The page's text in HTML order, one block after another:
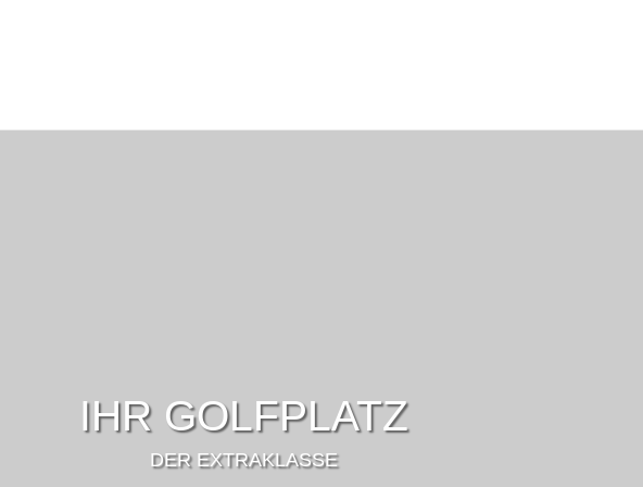
IHR GOLFPLATZ
DER EXTRAKLASSE